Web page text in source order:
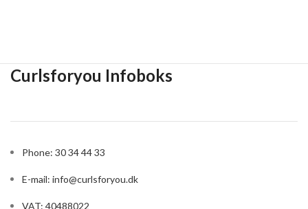
Curlsforyou Infoboks
Phone: 30 34 44 33
E-mail: info@curlsforyou.dk
VAT: 40488022